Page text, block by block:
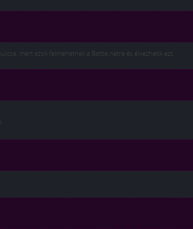
mert azok felmehetnek a Battle.netre és élvezhetik ezt.